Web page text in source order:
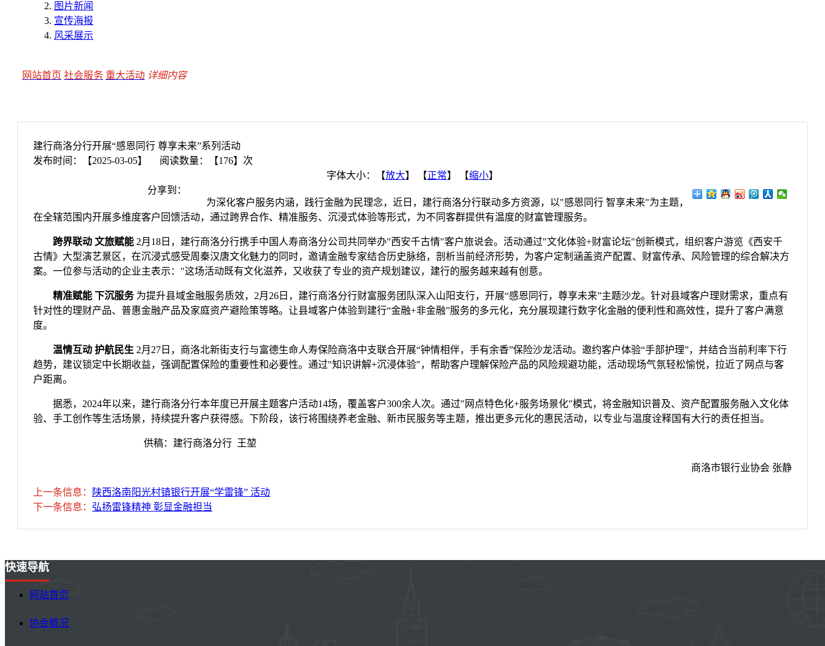
图片新闻
宣传海报
风采展示
网站首页 社会服务 重大活动 详细内容
建行商洛分行开展“感恩同行 尊享未来”系列活动
发布时间：【2025-03-05】 阅读数量：【176】次
字体大小：【放大】 【正常】 【缩小】
分享到：
为深化客户服务内涵，践行金融为民理念，近日，建行商洛分行联动多方资源，以"感恩同行 智享未来"为主题，
在全辖范围内开展多维度客户回馈活动，通过跨界合作、精准服务、沉浸式体验等形式，为不同客群提供有温度的财富管理服务。
跨界联动 文旅赋能 2月18日，建行商洛分行携手中国人寿商洛分公司共同举办"西安千古情"客户旅说会。活动通过"文化体验+财富论坛"创新模式，组织客户游览《西安千
古情》大型演艺景区，在沉浸式感受周秦汉唐文化魅力的同时，邀请金融专家结合历史脉络，剖析当前经济形势，为客户定制涵盖资产配置、财富传承、风险管理的综合解决方
案。一位参与活动的企业主表示："这场活动既有文化滋养，又收获了专业的资产规划建议，建行的服务越来越有创意。
精准赋能 下沉服务 为提升县域金融服务质效，2月26日，建行商洛分行财富服务团队深入山阳支行，开展“感恩同行，尊享未来”主题沙龙。针对县域客户理财需求，重点有
针对性的理财产品、普惠金融产品及家庭资产避险策等略。让县域客户体验到建行“金融+非金融”服务的多元化，充分展现建行数字化金融的便利性和高效性，提升了客户满意
度。
温情互动 护航民生 2月27日，商洛北新街支行与富德生命人寿保险商洛中支联合开展“钟情相伴，手有余香”保险沙龙活动。邀约客户体验“手部护理”，并结合当前利率下行
趋势，建议锁定中长期收益，强调配置保险的重要性和必要性。通过"知识讲解+沉浸体验"，帮助客户理解保险产品的风险规避功能，活动现场气氛轻松愉悦，拉近了网点与客
户距离。
据悉，2024年以来，建行商洛分行本年度已开展主题客户活动14场，覆盖客户300余人次。通过"网点特色化+服务场景化"模式，将金融知识普及、资产配置服务融入文化体
验、手工创作等生活场景，持续提升客户获得感。下阶段，该行将围绕养老金融、新市民服务等主题，推出更多元化的惠民活动，以专业与温度诠释国有大行的责任担当。
供稿：建行商洛分行 王堃
商洛市银行业协会 张静
上一条信息：
陕西洛南阳光村镇银行开展“学雷锋” 活动
下一条信息： 弘扬雷锋精神 彰显金融担当
快速导航
网站首页
协会概况